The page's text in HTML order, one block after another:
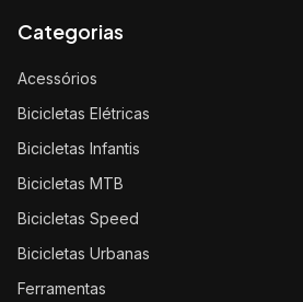
Categorias
Acessórios
Bicicletas Elétricas
Bicicletas Infantis
Bicicletas MTB
Bicicletas Speed
Bicicletas Urbanas
Ferramentas